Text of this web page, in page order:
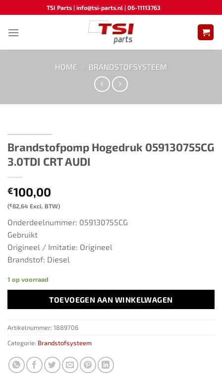
naar
inhoud
TSI Parts | info@tsi-parts.nl | 06-11113763
HOME / BRANDSTOFSYSTEEM
Brandstofpomp Hogedruk 059130755CG
3.0TDI CRT AUDI
€100,00
(€82,64 Excl. BTW)
Onderdeelnummer: 059130755CG
Gebruikt
Origineel / Imitatie: Origineel
Brandstof: Diesel
1 op voorraad
TOEVOEGEN AAN WINKELWAGEN
Artikelnummer: 1889706
Categorie: Brandstofsysteem